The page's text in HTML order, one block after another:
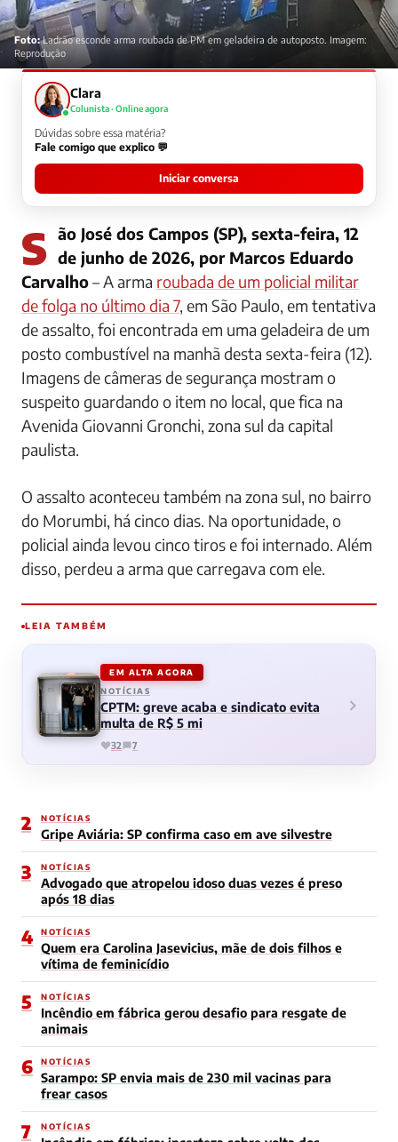
Foto:Ladrão esconde arma roubada de PM em geladeira de autoposto. Imagem:
Reprodução
Clara
Colunista · Online agora
Dúvidas sobre essa matéria?
Fale comigo que explico 💬
Iniciar conversa
São José dos Campos (SP), sexta-feira, 12 de junho de 2026, por Marcos Eduardo
Carvalho– A arma roubada de um policial militar
de folga no último dia 7, em São Paulo, em tentativa
de assalto, foi encontrada em uma geladeira de um
posto combustível na manhã desta sexta-feira (12).
Imagens de câmeras de segurança mostram o
suspeito guardando o item no local, que fica na
Avenida Giovanni Gronchi, zona sul da capital
paulista.
O assalto aconteceu também na zona sul, no bairro
do Morumbi, há cinco dias. Na oportunidade, o
policial ainda levou cinco tiros e foi internado. Além
disso, perdeu a arma que carregava com ele.
LEIA TAMBÉM
EM ALTA AGORA
NOTÍCIAS
CPTM: greve acaba e sindicato evita
multa de R$ 5 mi
32 7
2 NOTÍCIAS
Gripe Aviária: SP confirma caso em ave silvestre
3 NOTÍCIAS
Advogado que atropelou idoso duas vezes é preso
após 18 dias
4 NOTÍCIAS
Quem era Carolina Jasevicius, mãe de dois filhos e
vítima de feminicídio
5 NOTÍCIAS
Incêndio em fábrica gerou desafio para resgate de
animais
6 NOTÍCIAS
Sarampo: SP envia mais de 230 mil vacinas para
frear casos
7 NOTÍCIAS